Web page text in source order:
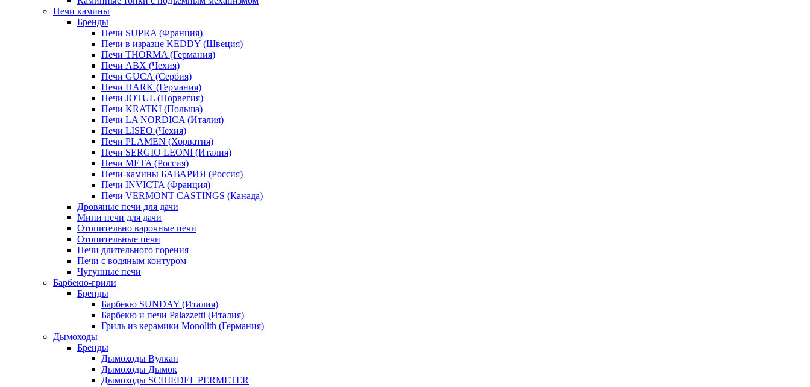
Печи камины
Бренды
Печи SUPRA (Франция)
Печи в изразце KEDDY (Швеция)
Печи THORMA (Германия)
Печи ABX (Чехия)
Печи GUCA (Сербия)
Печи HARK (Германия)
Печи JOTUL (Норвегия)
Печи KRATKI (Польша)
Печи LA NORDICA (Италия)
Печи LISEO (Чехия)
Печи PLAMEN (Хорватия)
Печи SERGIO LEONI (Италия)
Печи META (Россия)
Печи-камины БАВАРИЯ (Россия)
Печи INVICTA (Франция)
Печи VERMONT CASTINGS (Канада)
Дровяные печи для дачи
Мини печи для дачи
Отопительно варочные печи
Отопительные печи
Печи длительного горения
Печи с водяным контуром
Чугунные печи
Барбекю-грили
Бренды
Барбекю SUNDAY (Италия)
Барбекю и печи Palazzetti (Италия)
Гриль из керамики Monolith (Германия)
Дымоходы
Бренды
Дымоходы Вулкан
Дымоходы Дымок
Дымоходы SCHIEDEL PERMETER